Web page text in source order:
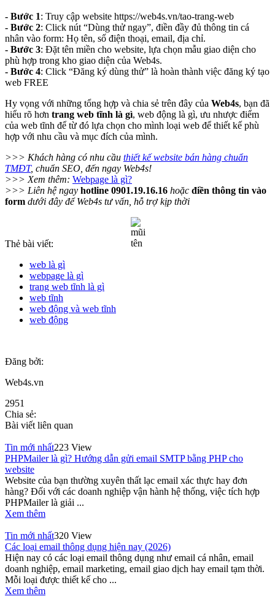
- Bước 1: Truy cập website https://web4s.vn/tao-trang-web
- Bước 2: Click nút “Dùng thử ngay”, điền đầy đủ thông tin cá
nhân vào form: Họ tên, số điện thoại, email, địa chỉ.
- Bước 3: Đặt tên miền cho website, lựa chọn mẫu giao diện cho
phù hợp trong kho giao diện của Web4s.
- Bước 4: Click “Đăng ký dùng thử” là hoàn thành việc đăng ký tạo
web FREE
Hy vọng với những tổng hợp và chia sẻ trên đây của Web4s, bạn đã
hiểu rõ hơn trang web tĩnh là gì, web động là gì, ưu nhược điểm
của web tĩnh để từ đó lựa chọn cho mình loại web để thiết kế phù
hợp với nhu cầu và mục đích của mình.
>>> Khách hàng có nhu cầu thiết kế website bán hàng chuẩn
TMĐT, chuẩn SEO, đến ngay Web4s!
>>> Xem thêm: Webpage là gì?
>>> Liên hệ ngay hotline 0901.19.16.16 hoặc điền thông tin vào
form dưới đây để Web4s tư vấn, hỗ trợ kịp thời
Thẻ bài viết:
web là gì
webpage là gì
trang web tĩnh là gì
web tĩnh
web động và web tĩnh
web động
Đăng bởi:
Web4s.vn
2951
Chia sẻ:
Bài viết liên quan
Tin mới nhất223 View
PHPMailer là gì? Hướng dẫn gửi email SMTP bằng PHP cho
website
Website của bạn thường xuyên thất lạc email xác thực hay đơn
hàng? Đối với các doanh nghiệp vận hành hệ thống, việc tích hợp
PHPMailer là giải ...
Xem thêm
Tin mới nhất320 View
Các loại email thông dụng hiện nay (2026)
Hiện nay có các loại email thông dụng như email cá nhân, email
doanh nghiệp, email marketing, email giao dịch hay email tạm thời.
Mỗi loại được thiết kế cho ...
Xem thêm